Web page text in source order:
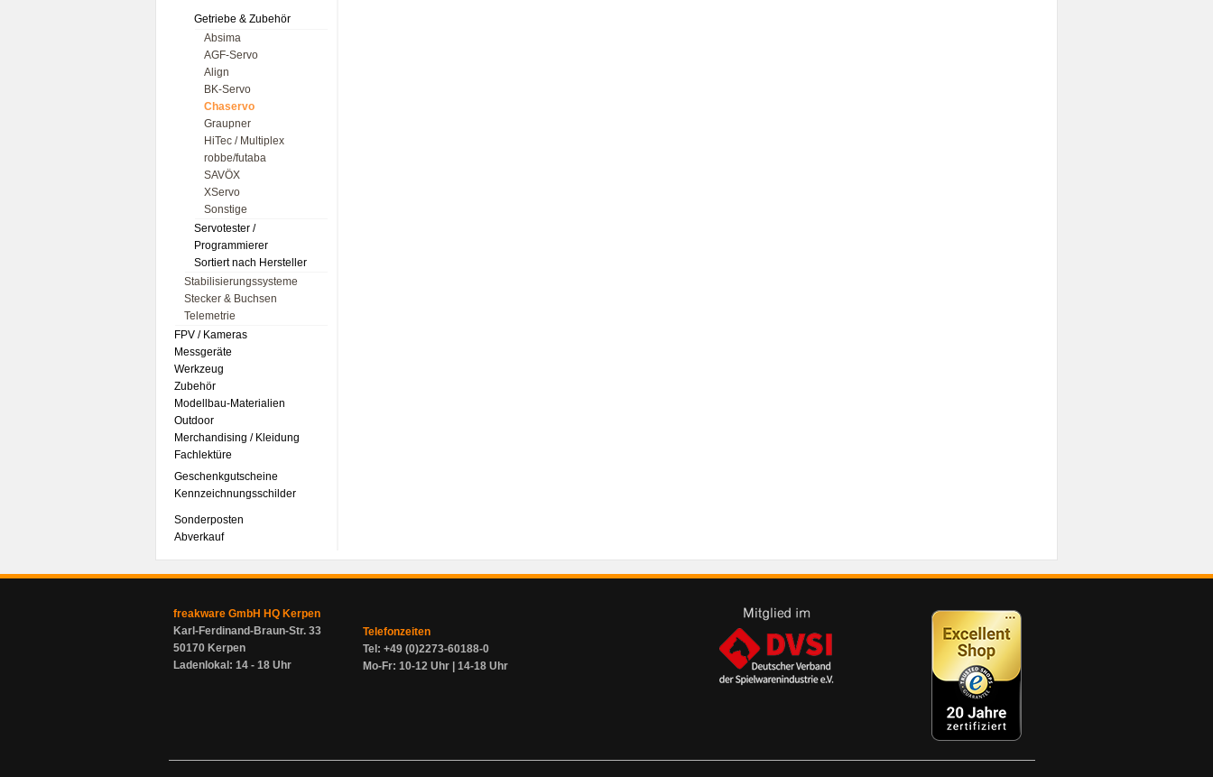
Getriebe & Zubehör
Absima
AGF-Servo
Align
BK-Servo
Chaservo
Graupner
HiTec / Multiplex
robbe/futaba
SAVÖX
XServo
Sonstige
Servotester /
Programmierer
Sortiert nach Hersteller
Stabilisierungssysteme
Stecker & Buchsen
Telemetrie
FPV / Kameras
Messgeräte
Werkzeug
Zubehör
Modellbau-Materialien
Outdoor
Merchandising / Kleidung
Fachlektüre
Geschenkgutscheine
Kennzeichnungsschilder
Sonderposten
Abverkauf
freakware GmbH HQ Kerpen
Karl-Ferdinand-Braun-Str. 33
50170 Kerpen
Ladenlokal: 14 - 18 Uhr
Telefonzeiten
Tel: +49 (0)2273-60188-0
Mo-Fr: 10-12 Uhr | 14-18 Uhr